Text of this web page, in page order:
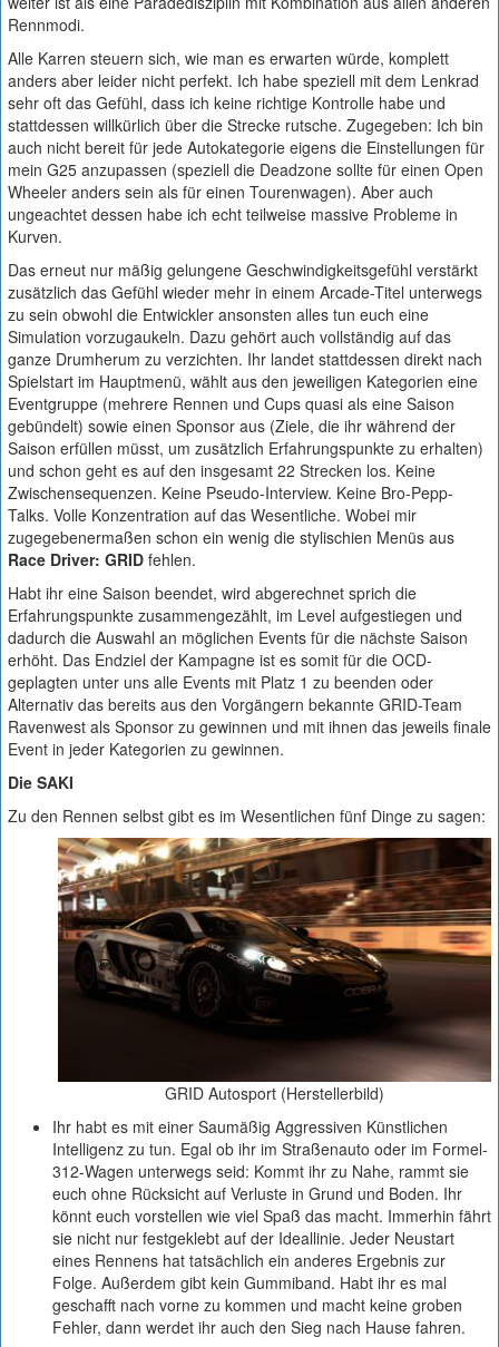
Rennmodi.
Alle Karren steuern sich, wie man es erwarten würde, komplett
anders aber leider nicht perfekt. Ich habe speziell mit dem Lenkrad
sehr oft das Gefühl, dass ich keine richtige Kontrolle habe und
stattdessen willkürlich über die Strecke rutsche. Zugegeben: Ich bin
auch nicht bereit für jede Autokategorie eigens die Einstellungen für
mein G25 anzupassen (speziell die Deadzone sollte für einen Open
Wheeler anders sein als für einen Tourenwagen). Aber auch
ungeachtet dessen habe ich echt teilweise massive Probleme in
Kurven.
Das erneut nur mäßig gelungene Geschwindigkeitsgefühl verstärkt
zusätzlich das Gefühl wieder mehr in einem Arcade-Titel unterwegs
zu sein obwohl die Entwickler ansonsten alles tun euch eine
Simulation vorzugaukeln. Dazu gehört auch vollständig auf das
ganze Drumherum zu verzichten. Ihr landet stattdessen direkt nach
Spielstart im Hauptmenü, wählt aus den jeweiligen Kategorien eine
Eventgruppe (mehrere Rennen und Cups quasi als eine Saison
gebündelt) sowie einen Sponsor aus (Ziele, die ihr während der
Saison erfüllen müsst, um zusätzlich Erfahrungspunkte zu erhalten)
und schon geht es auf den insgesamt 22 Strecken los. Keine
Zwischensequenzen. Keine Pseudo-Interview. Keine Bro-Pepp-
Talks. Volle Konzentration auf das Wesentliche. Wobei mir
zugegebenermaßen schon ein wenig die stylischien Menüs aus
Race Driver: GRID fehlen.
Habt ihr eine Saison beendet, wird abgerechnet sprich die
Erfahrungspunkte zusammengezählt, im Level aufgestiegen und
dadurch die Auswahl an möglichen Events für die nächste Saison
erhöht. Das Endziel der Kampagne ist es somit für die OCD-
geplagten unter uns alle Events mit Platz 1 zu beenden oder
Alternativ das bereits aus den Vorgängern bekannte GRID-Team
Ravenwest als Sponsor zu gewinnen und mit ihnen das jeweils finale
Event in jeder Kategorien zu gewinnen.
Die SAKI
Zu den Rennen selbst gibt es im Wesentlichen fünf Dinge zu sagen:
GRID Autosport (Herstellerbild)
Ihr habt es mit einer Saumäßig Aggressiven Künstlichen
Intelligenz zu tun. Egal ob ihr im Straßenauto oder im Formel-
312-Wagen unterwegs seid: Kommt ihr zu Nahe, rammt sie
euch ohne Rücksicht auf Verluste in Grund und Boden. Ihr
könnt euch vorstellen wie viel Spaß das macht. Immerhin fährt
sie nicht nur festgeklebt auf der Ideallinie. Jeder Neustart
eines Rennens hat tatsächlich ein anderes Ergebnis zur
Folge. Außerdem gibt kein Gummiband. Habt ihr es mal
geschafft nach vorne zu kommen und macht keine groben
Fehler, dann werdet ihr auch den Sieg nach Hause fahren.